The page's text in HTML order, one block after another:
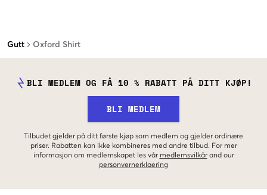
Gutt Oxford Shirt
BLI MEDLEM OG FÅ 10 % RABATT PÅ DITT KJØP!
BLI MEDLEM
Tilbudet gjelder på ditt første kjøp som medlem og gjelder ordinære
priser. Rabatten kan ikke kombineres med andre tilbud. For mer
informasjon om medlemskapet les vår medlemsvilkår and our
personvernerklaering